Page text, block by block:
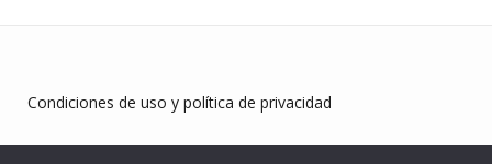
Condiciones de uso y política de privacidad